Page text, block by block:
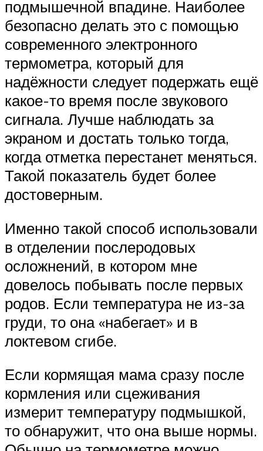
подмышечной впадине. Наиболее
безопасно делать это с помощью
современного электронного
термометра, который для
надёжности следует подержать ещё
какое-то время после звукового
сигнала. Лучше наблюдать за
экраном и достать только тогда,
когда отметка перестанет меняться.
Такой показатель будет более
достоверным.
Именно такой способ использовали
в отделении послеродовых
осложнений, в котором мне
довелось побывать после первых
родов. Если температура не из-за
груди, то она «набегает» и в
локтевом сгибе.
Если кормящая мама сразу после
кормления или сцеживания
измерит температуру подмышкой,
то обнаружит, что она выше нормы.